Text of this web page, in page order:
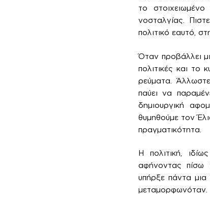
το
νοσταλγίας.
πολιτικό εαυτό,
Όταν προβάλλει
πολιτικές και το
ρεύματα.
παύει να
δημιουργική
θυμηθούμε τον
πραγματικότητα.
Η πολιτική,
αφήνοντας πίσω
υπήρξε πάντα μια
μεταμορφωνόταν.